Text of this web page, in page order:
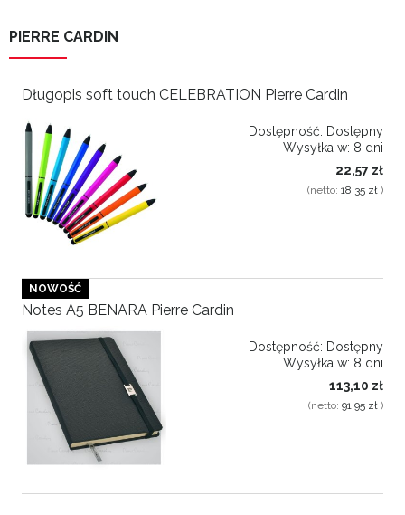
PIERRE CARDIN
Długopis soft touch CELEBRATION Pierre Cardin
Dostępność: Dostępny
Wysyłka w: 8 dni
22,57 zł
(netto: 18,35 zł )
Notes A5 BENARA Pierre Cardin
Dostępność: Dostępny
Wysyłka w: 8 dni
113,10 zł
(netto: 91,95 zł )
NOWOŚĆ